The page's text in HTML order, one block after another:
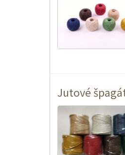
Jutové